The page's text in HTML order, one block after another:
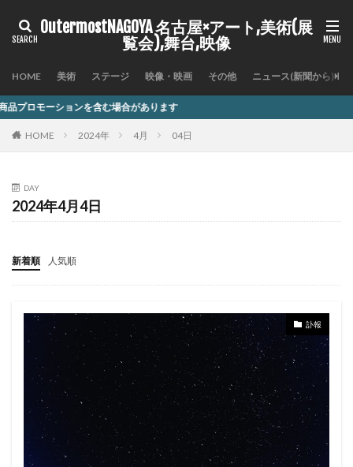
OutermostNAGOYA 名古屋×アート,美術(展
覧会),舞台,映像
HOME 美術 ステージ 映像・映画 その他 ニュース(新聞から)
を含む場合があります
HOME 2024年 4月 04日
DAY
2024年4月4日
新着順 人気順
訃報